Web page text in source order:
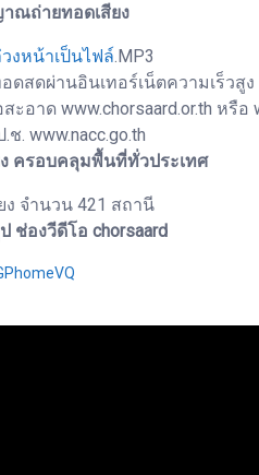
ณถ่ายทอดเสียง
งหน้าเป็นไฟล์ .MP3
สดผ่านอินเทอร์เน็ตความเร็วสูง
อาด www.chorsaard.or.th หรือ
. www.nacc.go.th
ครอบคลุมพื้นที่ทั่วประเทศ
ง จำนวน 421 สถานี
ช่องวีดีโอ chorsaard